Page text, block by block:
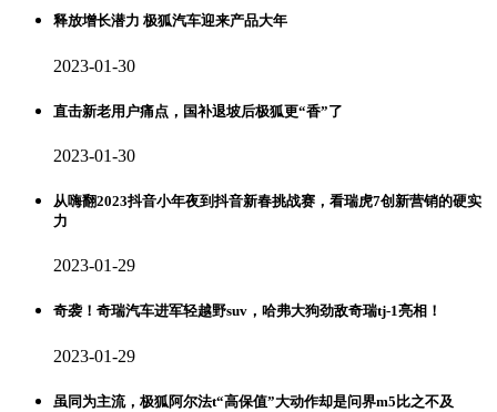
释放增长潜力 极狐汽车迎来产品大年
2023-01-30
直击新老用户痛点，国补退坡后极狐更“香”了
2023-01-30
从嗨翻2023抖音小年夜到抖音新春挑战赛，看瑞虎7创新营销的硬实
力
2023-01-29
奇袭！奇瑞汽车进军轻越野suv，哈弗大狗劲敌奇瑞tj-1亮相！
2023-01-29
虽同为主流，极狐阿尔法t“高保值”大动作却是问界m5比之不及